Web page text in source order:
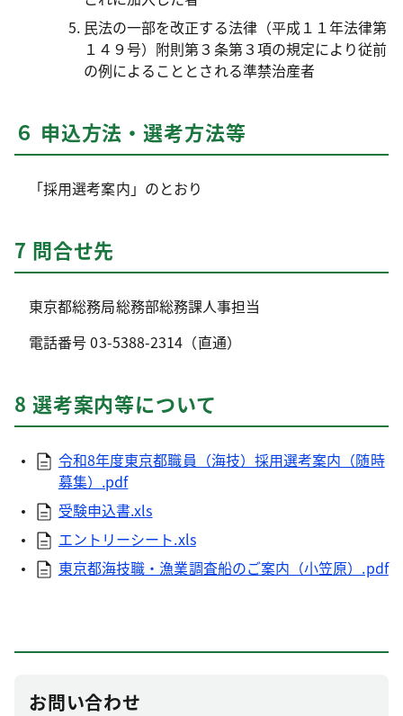
民法の一部を改正する法律（平成１１年法律第
１４９号）附則第３条第３項の規定により従前
の例によることとされる準禁治産者
６ 申込方法・選考方法等
「採用選考案内」のとおり
7 問合せ先
東京都総務局総務部総務課人事担当
電話番号 03-5388-2314（直通）
8 選考案内等について
令和8年度東京都職員（海技）採用選考案内（随時
募集）.pdf
受験申込書.xls
エントリーシート.xls
東京都海技職・漁業調査船のご案内（小笠原）.pdf
お問い合わせ